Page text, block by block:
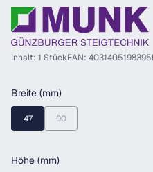
Inhalt: 1 StückEAN: 4031405198395
Breite (mm)auswählen
47 90(Diese Option ist zurzeit
Höhe (mm)auswählen